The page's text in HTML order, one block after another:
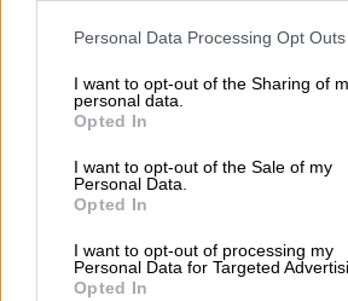
Please note that this website/app uses
not limited to your visit or usage
grant or deny consent to Google and its
use your data for below specified
consent section.
Personal Data Processing Opt Outs
I want to opt-out of the Sharing of
personal data.
Opted In
I want to opt-out of the Sale of my
Personal Data.
Opted In
I want to opt-out of processing my
Personal Data for Targeted
Opted In
Μπεκατώρου.Έπειτα από
Ελένη Καρακάσηέκανε μία
εμφάνιση ως
Susan Boyle
για ακόμη μια φορά κοινό και
επιτροπή.
Διαβάστε επίσης: Δημήτρης
Απέρριψα δουλειές για το
και τελικά δεν με πήραν